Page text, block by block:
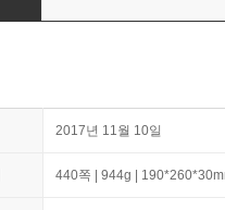
2017년 11월 10일
440쪽 | 944g |